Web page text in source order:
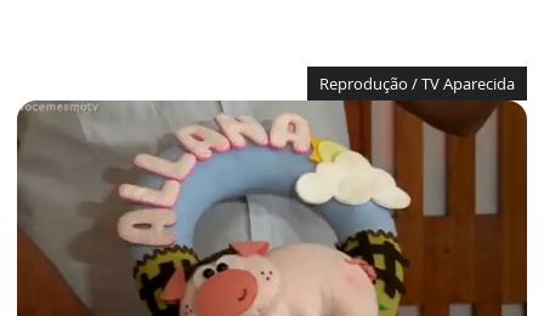
Reprodução / TV Aparecida